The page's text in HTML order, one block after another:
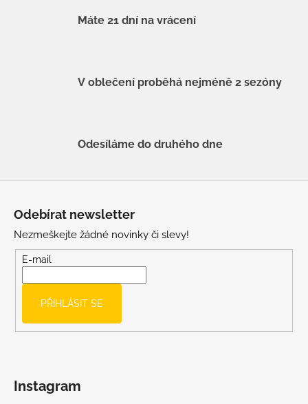
Máte 21 dní na vrácení
V oblečení proběhá nejméně 2 sezóny
Odesíláme do druhého dne
Odebírat newsletter
Nezmeškejte žádné novinky či slevy!
E-mail
PŘIHLÁSIT SE
Instagram